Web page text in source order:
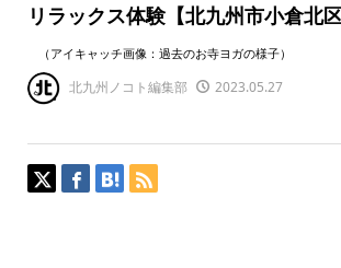
リラックス体験【北九州市小倉北区
（アイキャッチ画像：過去のお寺ヨガの様子）
北九州ノコト編集部 2023.05.27